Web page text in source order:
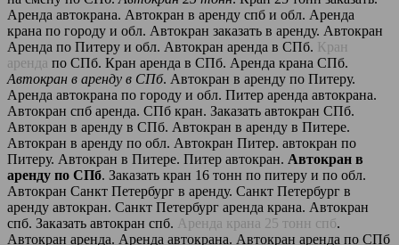
Аренда автокрана. Автокран в аренду спб и обл. Аренда
крана по городу и обл. Автокран заказать в аренду. Автокран
Аренда по Питеру и обл. Автокран аренда в СПб. Кран
аренда по СПб. Кран аренда в СПб. Аренда крана СПб.
Автокран в аренду в СПб. Автокран в аренду по Питеру.
Аренда автокрана по городу и обл. Питер аренда автокрана.
Автокран спб аренда. СПб кран. Заказать автокран СПб.
Автокран в аренду в СПб. Автокран в аренду в Питере.
Автокран в аренду по обл. Автокран Питер. автокран по
Питеру. Автокран в Питере. Питер автокран. Автокран в
аренду по СПб. Заказать кран 16 тонн по питеру и по обл.
Автокран Санкт Петербург в аренду. Санкт Петербург в
аренду автокран. Санкт Петербург аренда крана. Автокран
спб. Заказать автокран спб. Аренда крана 25 тонн спб.
Автокран аренда. Аренда автокрана. Автокран аренда по СПб